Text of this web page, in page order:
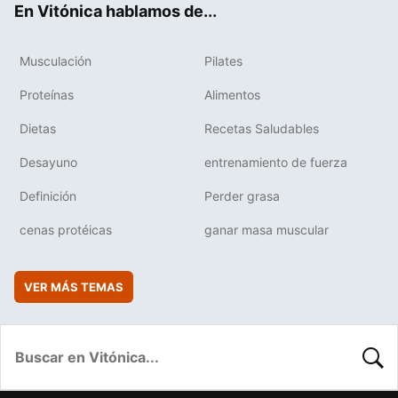
En Vitónica hablamos de...
Musculación Pilates
Proteínas Alimentos
Dietas Recetas Saludables
Desayuno entrenamiento de fuerza
Definición Perder grasa
cenas protéicas ganar masa muscular
VER MÁS TEMAS